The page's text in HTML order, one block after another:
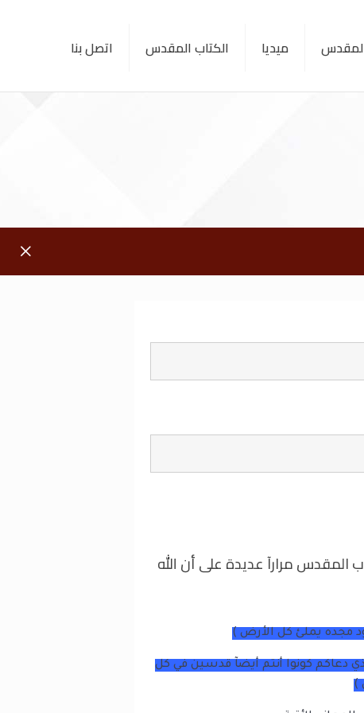
ميديا الكتاب المقدس اتصل بنا
المقدس مرارآ عديدة على أن الله
يملئ كل الأرض )
دعاكم كونوا أنتم أيضآ قدسين في كل
)